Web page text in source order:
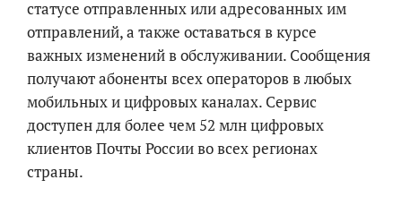
статусе отправленных или адресованных им
отправлений, а также оставаться в курсе
важных изменений в обслуживании. Сообщения
получают абоненты всех операторов в любых
мобильных и цифровых каналах. Сервис
доступен для более чем 52 млн цифровых
клиентов Почты России во всех регионах
страны.